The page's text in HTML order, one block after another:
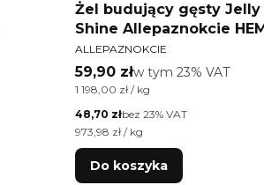
Żel budujący gęsty Jelly
Shine Allepaznokcie
HEMA Free 50g
PRODUCENT
ALLEPAZNOKCIE
Cena brutto
59,90 złw tym %s VAT
w tym 23% VAT
Cena jednostkowa brutto
1 198,00 zł / kg
Cena netto
48,70 złbez 23% VAT
Cena jednostkowa netto
973,98 zł / kg
Do koszyka